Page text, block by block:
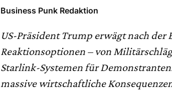
Business Punk Redaktion
US-Präsident Trump erwägt nach
Reaktionsoptionen – von
Starlink-Systemen für
massive wirtschaftliche